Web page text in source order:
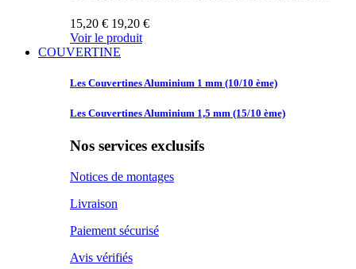
15,20 € 19,20 €
Voir le produit
COUVERTINE
Les CouvertinesAluminium 1 mm (10/10 ème)
Les CouvertinesAluminium 1,5 mm (15/10 ème)
Nos services exclusifs
Notices de montages
Livraison
Paiement sécurisé
Avis vérifiés